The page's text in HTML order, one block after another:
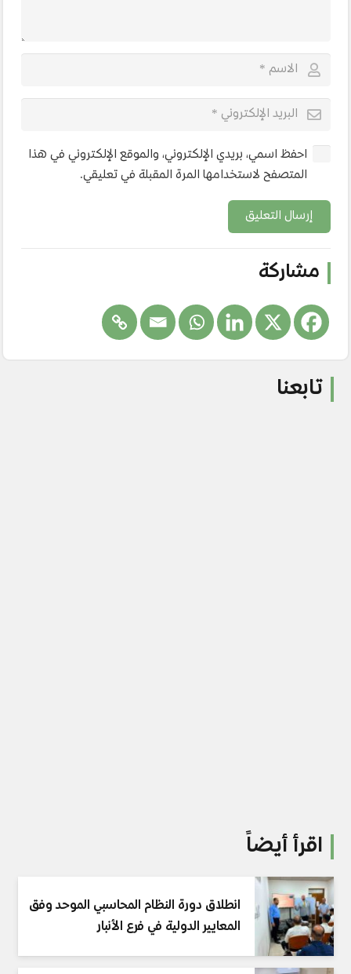
احفظ اسمي، بريدي الإلكتروني، والموقع الإلكتروني في هذا
المتصفح لاستخدامها المرة المقبلة في تعليقي.
إرسال التعليق
مشاركة
تابعنا
اقرأ أيضاً
انطلاق دورة النظام المحاسبي الموحد وفق
المعايير الدولية في فرع الأنبار